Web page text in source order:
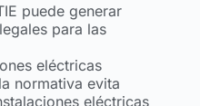
puede generar
para las
eléctricas
normativa evita
eléctricas